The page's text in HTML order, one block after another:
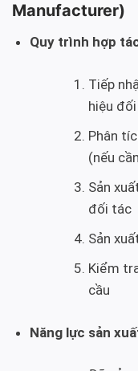
Manufacturer)
Quy trình hợp
Tiếp
hiệu
Phân
(nếu
Sản
đối tác
Sản
Kiểm
cầu
Năng lực sản